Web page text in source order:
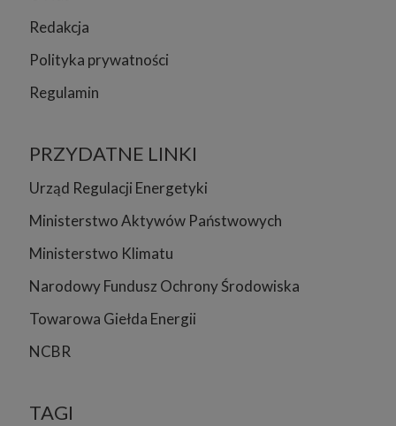
Redakcja
Polityka prywatności
Regulamin
PRZYDATNE LINKI
Urząd Regulacji Energetyki
Ministerstwo Aktywów Państwowych
Ministerstwo Klimatu
Narodowy Fundusz Ochrony Środowiska
Towarowa Giełda Energii
NCBR
TAGI